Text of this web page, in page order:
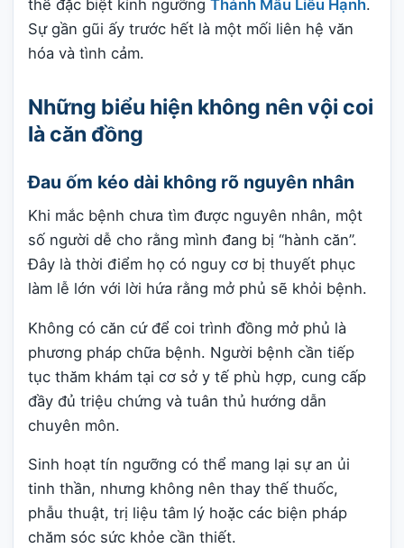
thể đặc biệt kính ngưỡng Thánh Mẫu Liễu Hạnh.
Sự gần gũi ấy trước hết là một mối liên hệ văn
hóa và tình cảm.
Những biểu hiện không nên vội coi
là căn đồng
Đau ốm kéo dài không rõ nguyên nhân
Khi mắc bệnh chưa tìm được nguyên nhân, một
số người dễ cho rằng mình đang bị “hành căn”.
Đây là thời điểm họ có nguy cơ bị thuyết phục
làm lễ lớn với lời hứa rằng mở phủ sẽ khỏi bệnh.
Không có căn cứ để coi trình đồng mở phủ là
phương pháp chữa bệnh. Người bệnh cần tiếp
tục thăm khám tại cơ sở y tế phù hợp, cung cấp
đầy đủ triệu chứng và tuân thủ hướng dẫn
chuyên môn.
Sinh hoạt tín ngưỡng có thể mang lại sự an ủi
tinh thần, nhưng không nên thay thế thuốc,
phẫu thuật, trị liệu tâm lý hoặc các biện pháp
chăm sóc sức khỏe cần thiết.